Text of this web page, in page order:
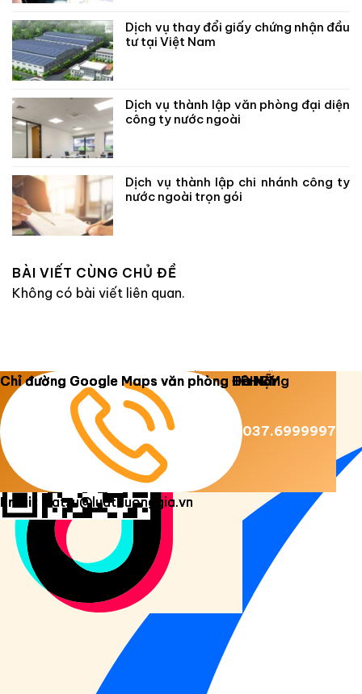
Dịch vụ thay đổi giấy chứng nhận đầu
tư tại Việt Nam
Dịch vụ thành lập văn phòng đại diện
công ty nước ngoài
Dịch vụ thành lập chi nhánh công ty
nước ngoài trọn gói
BÀI VIẾT CÙNG CHỦ ĐỀ
Không có bài viết liên quan.
Copyright 2026 © Luật Dương Gia